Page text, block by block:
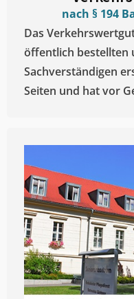
nach § 194
Das
öffentlich bestellten
Sachverständigen
Seiten und hat vor